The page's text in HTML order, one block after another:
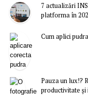
7 actualizări
platforma în
Cum aplici
Pauza un lux!?
productivitate